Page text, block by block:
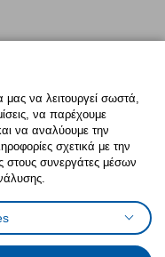
προσβασιμότητας
cookiesΌροι Χρήσης
να λειτουργεί σωστά,
να παρέχουμε
να αναλύουμε την
σχετικά με την
στους συνεργάτες μέσων